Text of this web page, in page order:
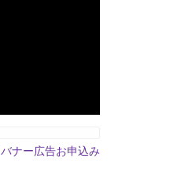
バナー広告お申込み